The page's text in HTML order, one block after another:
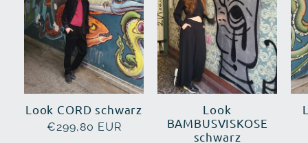
Look CORD schwarz
Normaler
€299,80 EUR
Look
BAMBUSVISKOSE
schwarz